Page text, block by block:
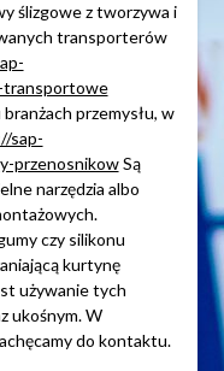
ślizgowe z tworzywa i
transporterów
transportowe
przemysłu, w
sap-
przenosnikowSą
narzędzia albo
czy silikonu
kurtynę
używanie tych
ukośnym. W
do kontaktu.